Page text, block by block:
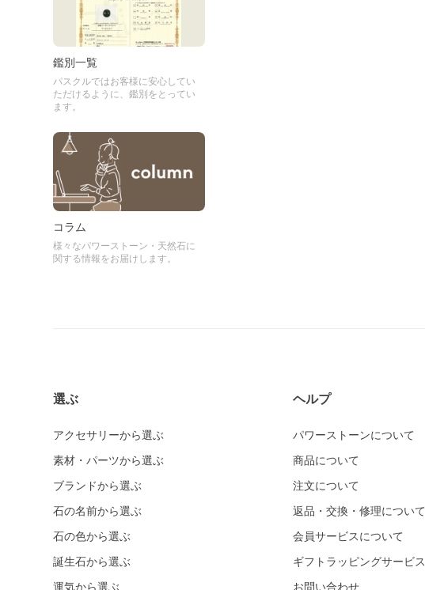
鑑別一覧
パスクルではお客様に安心してい
ただけるように、鑑別をとってい
ます。
コラム
様々なパワーストーン・天然石に
関する情報をお届けします。
選ぶ
アクセサリーから選ぶ
素材・パーツから選ぶ
ブランドから選ぶ
石の名前から選ぶ
石の色から選ぶ
誕生石から選ぶ
運気から選ぶ
ヘルプ
パワーストーンについて
商品について
注文について
返品・交換・修理について
会員サービスについて
ギフトラッピングサービス
お問い合わせ